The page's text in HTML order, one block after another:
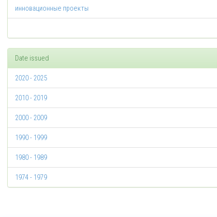
инновационные проекты
Date issued
2020 - 2025
2010 - 2019
2000 - 2009
1990 - 1999
1980 - 1989
1974 - 1979